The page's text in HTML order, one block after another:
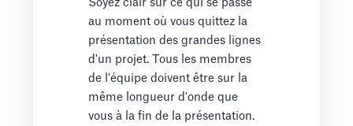
Soyez clair sur ce qui se passe
au moment où vous quittez la
présentation des grandes lignes
d'un projet. Tous les membres
de l'équipe doivent être sur la
même longueur d'onde que
vous à la fin de la présentation.